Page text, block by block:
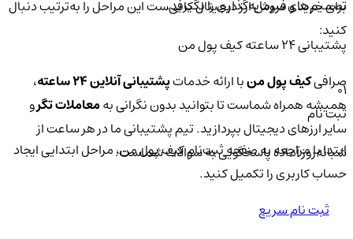
تصمیم‌های سرمایه‌گذاری را بگیرید.
پشتیبانی ۲۴ ساعته کیف پول من
صرافیکیف پول منبا ارائه خدماتپشتیبانی آنلاین ۲۴ ساعته
،
همیشه همراه شماست تا بتوانید بدون نگرانی بهمعاملات تگرو
سایر ارزهای دیجیتال بپردازید. تیم پشتیبانی ما در هر ساعت از
شبانه‌روز آماده پاسخگویی به سوالات شماست.
برای خرید و فروش ارز دیجیتال کافی‌ست این مراحل را به‌ترتیب دنبال
کنید:
01
ثبت نام
ابتدا با مراجعه به صفحه ثبت‌نام کیف‌ پول من، مراحل ابتدایی ایجاد
حساب کاربری را تکمیل کنید.
ثبت نام سریع